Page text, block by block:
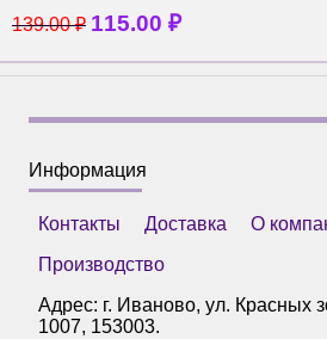
139.00₽ 115.00 ₽
Информация
Контакты Доставка
О
Производство
Адрес: г. Иваново, ул. Красных
1007, 153003.